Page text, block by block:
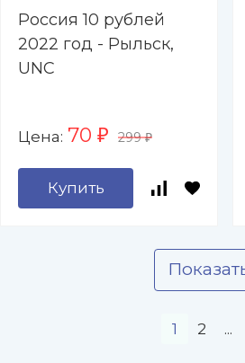
Россия 10 рублей
2022 год - Рыльск,
UNC
Цена: 70 ₽ 299₽
Купить
1 2 ...